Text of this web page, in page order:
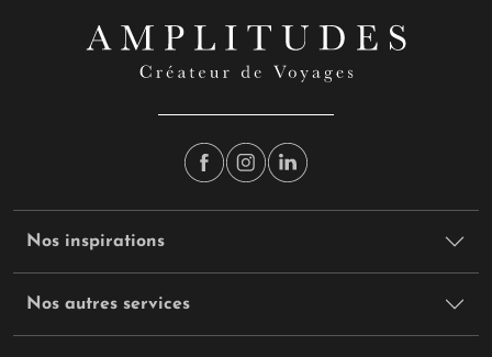
Nos inspirations
Nos autres services